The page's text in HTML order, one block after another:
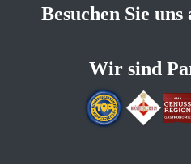
Besuchen Sie uns
Wir sind